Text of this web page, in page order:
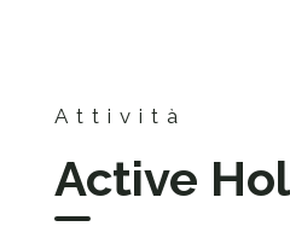
Attività
Active